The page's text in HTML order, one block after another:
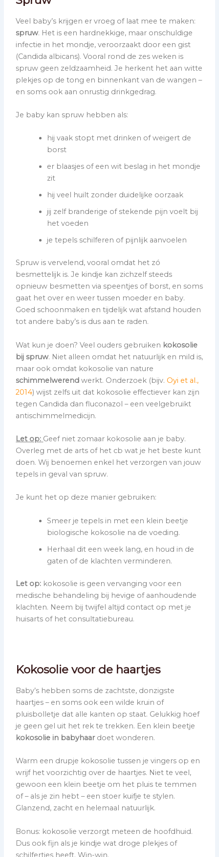
Veel baby’s krijgen er vroeg of laat mee te maken:
spruw. Het is een hardnekkige, maar onschuldige
infectie in het mondje, veroorzaakt door een gist
(Candida albicans). Vooral rond de zes weken is
spruw geen zeldzaamheid. Je herkent het aan witte
plekjes op de tong en binnenkant van de wangen –
en soms ook aan onrustig drinkgedrag.
Je baby kan spruw hebben als:
hij vaak stopt met drinken of weigert de
borst
er blaasjes of een wit beslag in het mondje
zit
hij veel huilt zonder duidelijke oorzaak
jij zelf branderige of stekende pijn voelt bij
het voeden
je tepels schilferen of pijnlijk aanvoelen
Spruw is vervelend, vooral omdat het zó
besmettelijk is. Je kindje kan zichzelf steeds
opnieuw besmetten via speentjes of borst, en soms
gaat het over en weer tussen moeder en baby.
Goed schoonmaken en tijdelijk wat afstand houden
tot andere baby’s is dus aan te raden.
Wat kun je doen? Veel ouders gebruiken kokosolie
bij spruw. Niet alleen omdat het natuurlijk en mild is,
maar ook omdat kokosolie van nature
schimmelwerend werkt. Onderzoek (bijv. Oyi et al.,
2014) wijst zelfs uit dat kokosolie effectiever kan zijn
tegen Candida dan fluconazol – een veelgebruikt
antischimmelmedicijn.
Let op: Geef niet zomaar kokosolie aan je baby.
Overleg met de arts of het cb wat je het beste kunt
doen. Wij benoemen enkel het verzorgen van jouw
tepels in geval van spruw.
Je kunt het op deze manier gebruiken:
Smeer je tepels in met een klein beetje
biologische kokosolie na de voeding.
Herhaal dit een week lang, en houd in de
gaten of de klachten verminderen.
Let op: kokosolie is geen vervanging voor een
medische behandeling bij hevige of aanhoudende
klachten. Neem bij twijfel altijd contact op met je
huisarts of het consultatiebureau.
Kokosolie voor de haartjes
Baby’s hebben soms de zachtste, donzigste
haartjes – en soms ook een wilde kruin of
pluisbolletje dat alle kanten op staat. Gelukkig hoef
je geen gel uit het rek te trekken. Een klein beetje
kokosolie in babyhaardoet wonderen.
Warm een drupje kokosolie tussen je vingers op en
wrijf het voorzichtig over de haartjes. Niet te veel,
gewoon een klein beetje om het pluis te temmen
of – als je zin hebt – een stoer kuifje te stylen.
Glanzend, zacht en helemaal natuurlijk.
Bonus: kokosolie verzorgt meteen de hoofdhuid.
Dus ook fijn als je kindje wat droge plekjes of
schilfertjes heeft. Win-win.